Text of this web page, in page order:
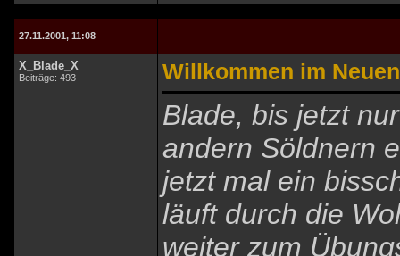
27.11.2001, 11:08
X_Blade_X
Beiträge: 493 Willkommen im
Blade, bis jetzt
andern Söldnern
jetzt mal ein
läuft durch die
weiter zum